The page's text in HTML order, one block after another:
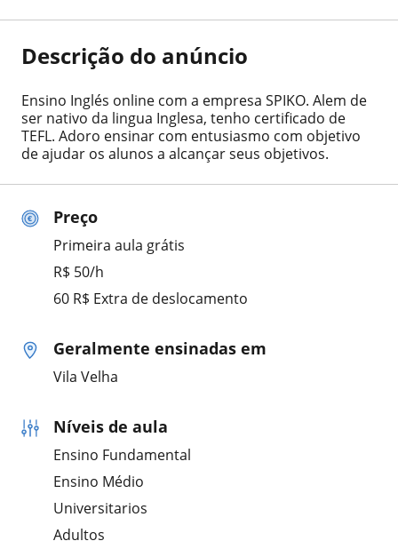
Preço
Primeira aula grátis
R$ 50/h
60 R$ Extra de deslocamento
Geralmente ensinadas em
Vila Velha
Níveis de aula
Ensino Fundamental
Ensino Médio
Universitarios
Adultos
Descrição do anúncio
Ensino Inglés online com a empresa SPIKO. Alem de
ser nativo da lingua Inglesa, tenho certificado de
TEFL. Adoro ensinar com entusiasmo com objetivo
de ajudar os alunos a alcançar seus objetivos.